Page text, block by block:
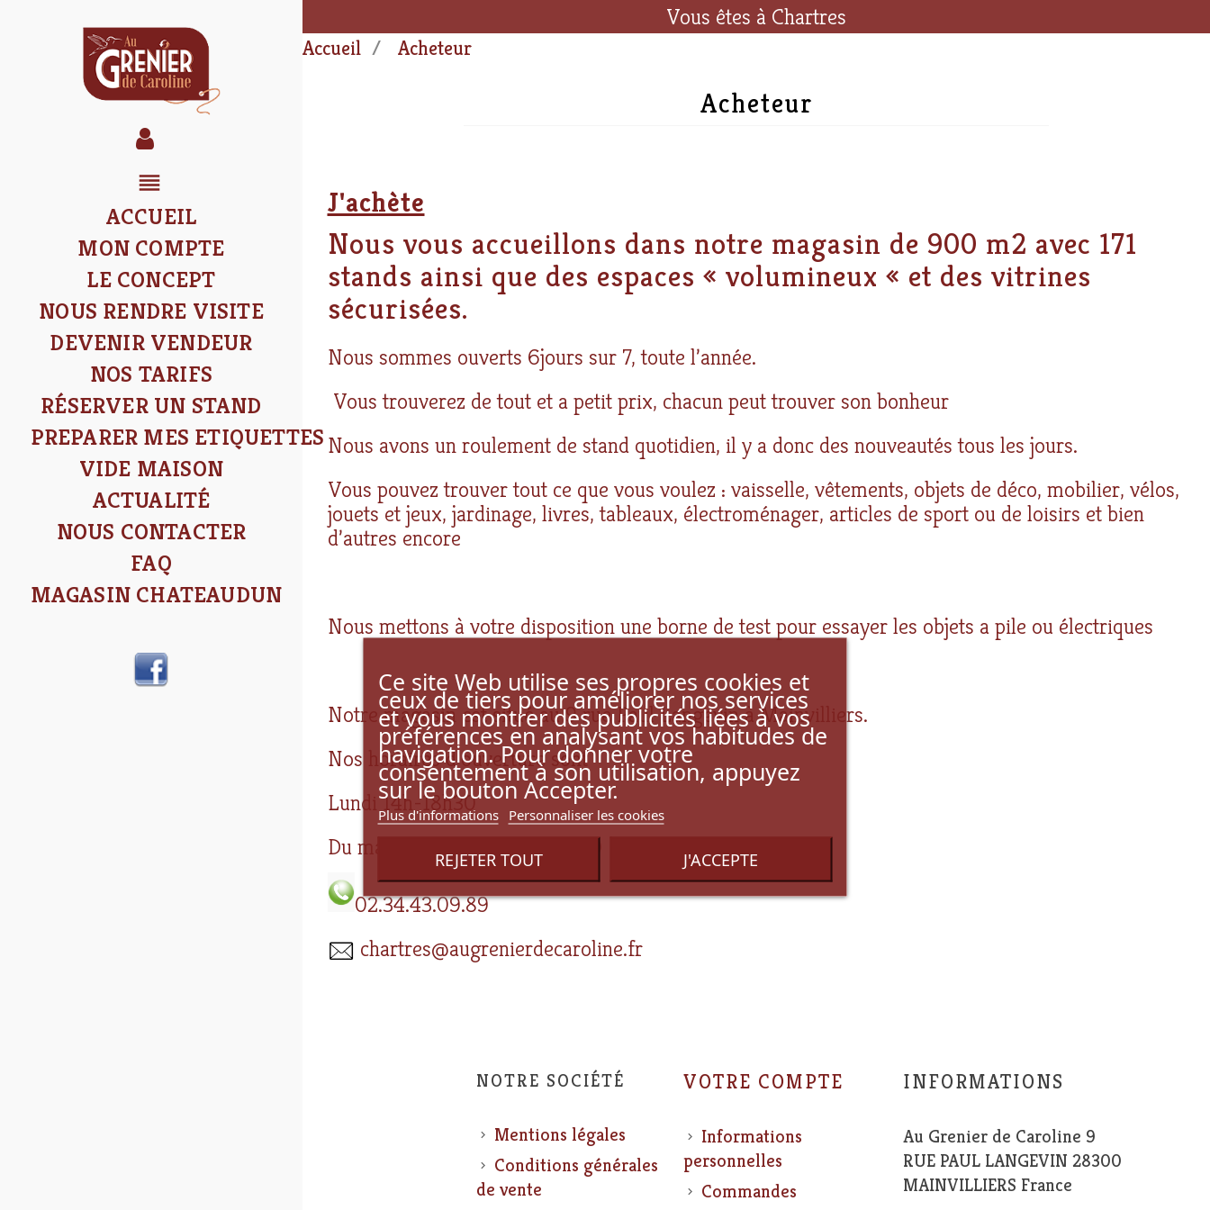
Ce site Web utilise ses propres cookies et
ceux de tiers pour améliorer nos services
et vous montrer des publicités liées à vos
préférences en analysant vos habitudes de
navigation. Pour donner votre
consentement à son utilisation, appuyez
sur le bouton Accepter.
Plus d'informations Personnaliser les cookies
REJETER TOUT J'ACCEPTE
reorder
ACCUEIL
MON COMPTE
LE CONCEPT
NOUS RENDRE VISITE
DEVENIR VENDEUR
NOS TARIFS
RÉSERVER UN STAND
PREPARER MES ETIQUETTES
VIDE MAISON
ACTUALITÉ
NOUS CONTACTER
FAQ
MAGASIN CHATEAUDUN
Vous êtes à Chartres
Accueil Acheteur
Acheteur
J'achète
Nous vous accueillons dans notre magasin de 900 m2 avec 171
stands ainsi que des espaces « volumineux « et des vitrines
sécurisées.
Nous sommes ouverts 6jours sur 7, toute l’année.
Vous trouverez de tout et a petit prix, chacun peut trouver son bonheur
Nous avons un roulement de stand quotidien, il y a donc des nouveautés tous les jours.
Vous pouvez trouver tout ce que vous voulez : vaisselle, vêtements, objets de déco, mobilier, vélos,
jouets et jeux, jardinage, livres, tableaux, électroménager, articles de sport ou de loisirs et bien
d’autres encore
Nous mettons à votre disposition une borne de test pour essayer les objets a pile ou électriques
Notre magasin est situé au 9 rue Paul Langevin à Mainvilliers.
Nos horaires d’ouverture sont
Lundi 14h-18h30
Du mardi au samedi 10h-18h30
02.34.43.09.89
chartres@augrenierdecaroline.fr
NOTRE SOCIÉTÉ
Mentions légales
Conditions générales
de vente
VOTRE COMPTE
Informations
personnelles
Commandes
INFORMATIONS
Au Grenier de Caroline 9
RUE PAUL LANGEVIN 28300
MAINVILLIERS France